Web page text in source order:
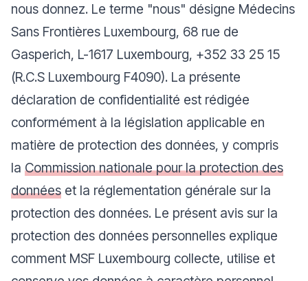
nous donnez. Le terme "nous" désigne Médecins
Sans Frontières Luxembourg, 68 rue de
Gasperich, L-1617 Luxembourg, +352 33 25 15
(R.C.S Luxembourg F4090). La présente
déclaration de confidentialité est rédigée
conformément à la législation applicable en
matière de protection des données, y compris
la Commission nationale pour la protection des
données et la réglementation générale sur la
protection des données. Le présent avis sur la
protection des données personnelles explique
comment MSF Luxembourg collecte, utilise et